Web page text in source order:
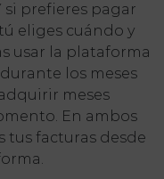
prefieres pagar
eliges cuándo y
usar la plataforma
los meses
meses
En ambos
tus facturas desde